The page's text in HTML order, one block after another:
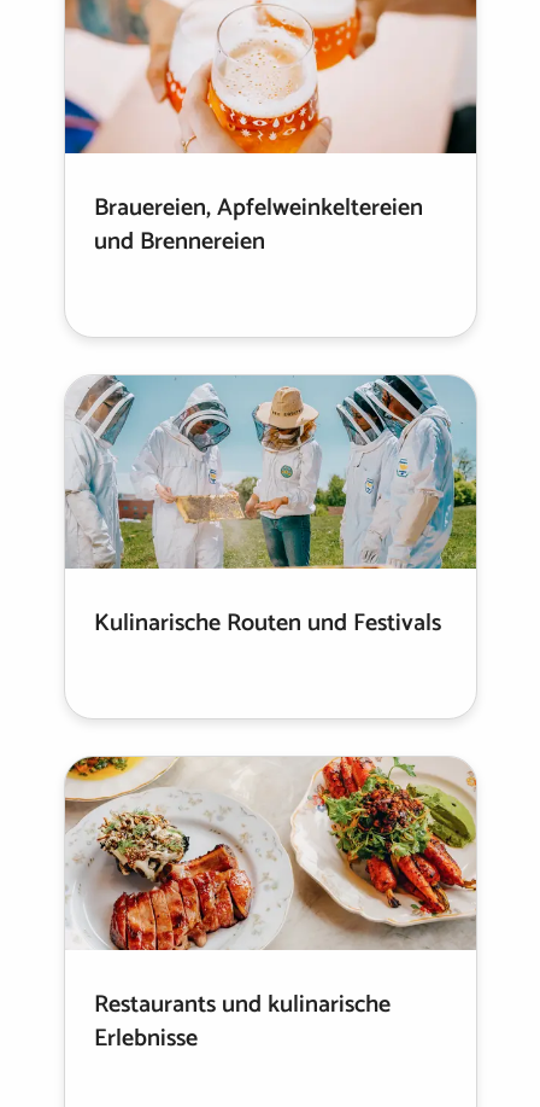
Brauereien, Apfelweinkeltereien
und Brennereien
Kulinarische Routen und Festivals
Restaurants und kulinarische
Erlebnisse